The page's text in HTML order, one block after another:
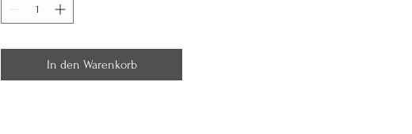
In den Warenkorb